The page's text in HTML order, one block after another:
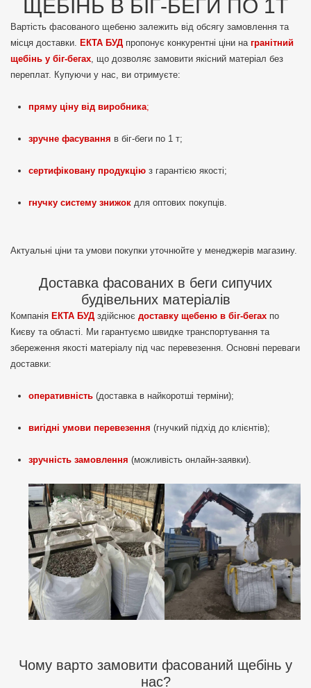
ЩЕБІНЬ В БІГ-БЕГИ ПО 1Т
Вартість фасованого щебеню залежить від обсягу замовлення та
місця доставки. ЕКТА БУД пропонує конкурентні ціни на гранітний
щебінь у біг-бегах, що дозволяє замовити якісний матеріал без
переплат. Купуючи у нас, ви отримуєте:
пряму ціну від виробника;
зручне фасування в біг-беги по 1 т;
сертифіковану продукцію з гарантією якості;
гнучку систему знижок для оптових покупців.
Актуальні ціни та умови покупки уточнюйте у менеджерів магазину.
Доставка фасованих в беги сипучих
будівельних матеріалів
Компанія ЕКТА БУД здійснює доставку щебеню в біг-бегах по
Києву та області. Ми гарантуємо швидке транспортування та
збереження якості матеріалу під час перевезення. Основні переваги
доставки:
оперативність (доставка в найкоротші терміни);
вигідні умови перевезення (гнучкий підхід до клієнтів);
зручність замовлення (можливість онлайн-заявки).
Чому варто замовити фасований щебінь у
нас?